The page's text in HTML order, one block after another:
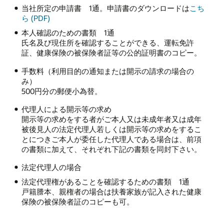
当社所定の申請書 1通。申請書のダウンロードはこち
ら (PDF)
本人確認のための書類 1通
氏名及び現住所を確認することができる、運転免許
証、健康保険の被保険者証等の公的証明書のコピー。
手数料（利用目的の通知または開示の請求の場合の
み）
500円分の郵便小為替。
代理人による開示等の求め
開示等の求めをする者がご本人又は未成年者又は成年
被後見人の法定代理人若しくは開示等の求めをするこ
とにつきご本人が委任した代理人である場合は、前項
の書類に加えて、それぞれ下記の書類を同封下さい。
法定代理人の場合
法定代理権があることを確認するための書類 1通
戸籍謄本、親権者の場合は扶養家族が記入された健康
保険の被保険者証のコピーも可。